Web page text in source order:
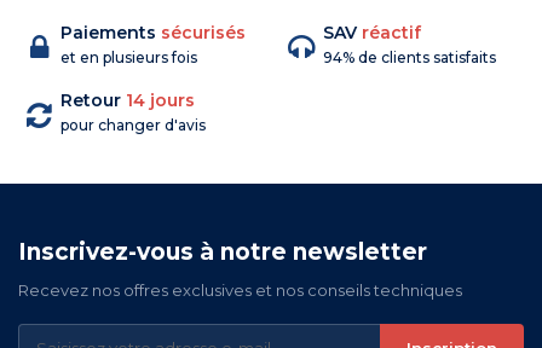
Paiements sécurisés
et en plusieurs fois
SAV réactif
94% de clients satisfaits
Retour 14 jours
pour changer d'avis
Inscrivez-vous à notre newsletter
Recevez nos offres exclusives et nos conseils techniques